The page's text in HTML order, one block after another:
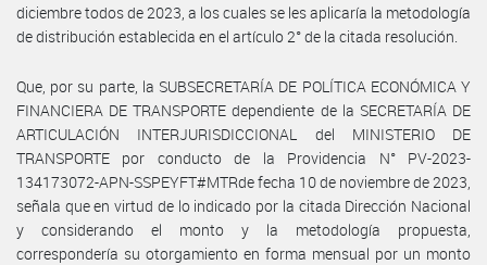
diciembre todos de 2023, a los cuales se les aplicaría la metodología
de distribución establecida en el artículo 2° de la citada resolución.
Que, por su parte, la SUBSECRETARÍA DE POLÍTICA ECONÓMICA Y
FINANCIERA DE TRANSPORTE dependiente de la SECRETARÍA DE
ARTICULACIÓN INTERJURISDICCIONAL del MINISTERIO DE
TRANSPORTE por conducto de la Providencia N° PV-2023-
134173072-APN-SSPEYFT#MTRde fecha 10 de noviembre de 2023,
señala que en virtud de lo indicado por la citada Dirección Nacional
y considerando el monto y la metodología propuesta,
correspondería su otorgamiento en forma mensual por un monto